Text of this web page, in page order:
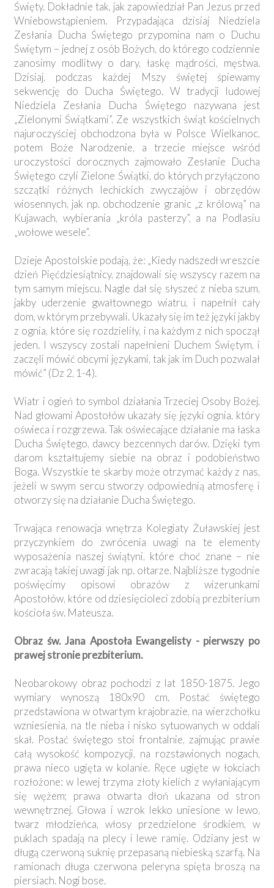
Święty. Dokładnie tak, jak zapowiedział Pan Jezus przed
Wniebowstąpieniem. Przypadająca dzisiaj Niedziela
Zesłania Ducha Świętego przypomina nam o Duchu
Świętym – jednej z osób Bożych, do którego codziennie
zanosimy modlitwy o dary, łaskę mądrości, męstwa.
Dzisiaj, podczas każdej Mszy świętej śpiewamy
sekwencję do Ducha Świętego. W tradycji ludowej
Niedziela Zesłania Ducha Świętego nazywana jest
„Zielonymi Świątkami”. Ze wszystkich świąt kościelnych
najuroczyściej obchodzona była w Polsce Wielkanoc,
potem Boże Narodzenie, a trzecie miejsce wśród
uroczystości dorocznych zajmowało Zesłanie Ducha
Świętego czyli Zielone Świątki, do których przyłączono
szczątki różnych lechickich zwyczajów i obrzędów
wiosennych, jak np. obchodzenie granic „z królową” na
Kujawach, wybierania „króla pasterzy”, a na Podlasiu
„wołowe wesele”.
Dzieje Apostolskie podają, że: „Kiedy nadszedł wreszcie
dzień Pięćdziesiątnicy, znajdowali się wszyscy razem na
tym samym miejscu. Nagle dał się słyszeć z nieba szum,
jakby uderzenie gwałtownego wiatru, i napełnił cały
dom, w którym przebywali. Ukazały się im też języki jakby
z ognia, które się rozdzieliły, i na każdym z nich spoczął
jeden. I wszyscy zostali napełnieni Duchem Świętym, i
zaczęli mówić obcymi językami, tak jak im Duch pozwalał
mówić” (Dz 2, 1-4).
Wiatr i ogień to symbol działania Trzeciej Osoby Bożej.
Nad głowami Apostołów ukazały się języki ognia, który
oświeca i rozgrzewa. Tak oświecające działanie ma łaska
Ducha Świętego, dawcy bezcennych darów. Dzięki tym
darom kształtujemy siebie na obraz i podobieństwo
Boga. Wszystkie te skarby może otrzymać każdy z nas,
jeżeli w swym sercu stworzy odpowiednią atmosferę i
otworzy się na działanie Ducha Świętego.
Trwająca renowacja wnętrza Kolegiaty Żuławskiej jest
przyczynkiem do zwrócenia uwagi na te elementy
wyposażenia naszej świątyni, które choć znane – nie
zwracają takiej uwagi jak np. ołtarze. Najbliższe tygodnie
poświęcimy opisowi obrazów z wizerunkami
Apostołów, które od dziesięcioleci zdobią prezbiterium
kościoła św. Mateusza.
Obraz św. Jana Apostoła Ewangelisty - pierwszy po
prawej stronie prezbiterium.
Neobarokowy obraz pochodzi z lat 1850-1875. Jego
wymiary wynoszą 180x90 cm. Postać świętego
przedstawiona w otwartym krajobrazie, na wierzchołku
wzniesienia, na tle nieba i nisko sytuowanych w oddali
skał. Postać świętego stoi frontalnie, zajmując prawie
całą wysokość kompozycji, na rozstawionych nogach,
prawa nieco ugięta w kolanie. Ręce ugięte w łokciach
rozłożone: w lewej trzyma złoty kielich z wyłaniającym
się wężem; prawa otwarta dłoń ukazana od stron
wewnętrznej. Głowa i wzrok lekko uniesione w lewo,
twarz młodzieńca, włosy przedzielone środkiem, w
puklach spadają na plecy i lewe ramię. Odziany jest w
długą czerwoną suknię przepasaną niebieską szarfą. Na
ramionach długa czerwona peleryna spięta broszą na
piersiach. Nogi bose.